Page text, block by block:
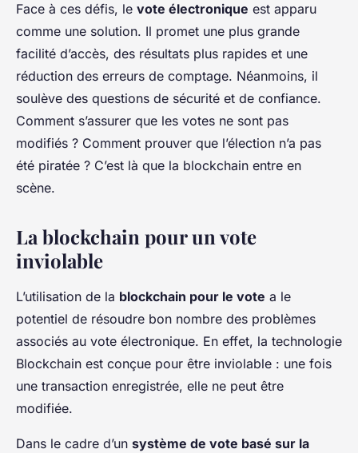
Face à ces défis, le vote électronique est apparu
comme une solution. Il promet une plus grande
facilité d’accès, des résultats plus rapides et une
réduction des erreurs de comptage. Néanmoins, il
soulève des questions de sécurité et de confiance.
Comment s’assurer que les votes ne sont pas
modifiés ? Comment prouver que l’élection n’a pas
été piratée ? C’est là que la blockchain entre en
scène.
La blockchain pour un vote
inviolable
L’utilisation de la blockchain pour le vote a le
potentiel de résoudre bon nombre des problèmes
associés au vote électronique. En effet, la technologie
Blockchain est conçue pour être inviolable : une fois
une transaction enregistrée, elle ne peut être
modifiée.
Dans le cadre d’un système de vote basé sur la